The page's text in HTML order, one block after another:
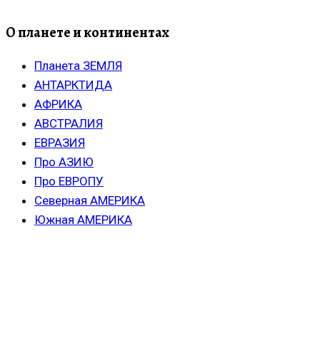
О планете и континентах
Планета ЗЕМЛЯ
АНТАРКТИДА
АФРИКА
АВСТРАЛИЯ
ЕВРАЗИЯ
Про АЗИЮ
Про ЕВРОПУ
Северная АМЕРИКА
Южная АМЕРИКА